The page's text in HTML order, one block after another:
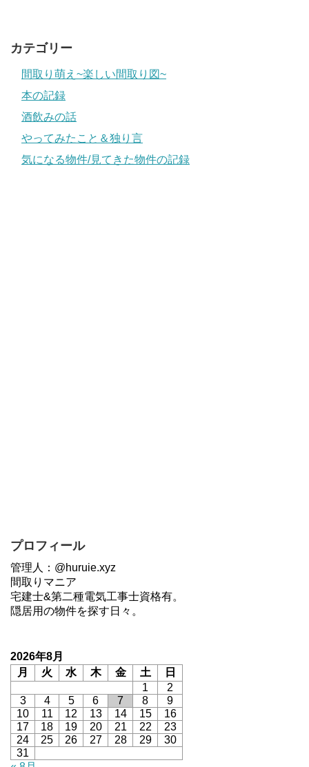
カテゴリー
間取り萌え~楽しい間取り図~
本の記録
酒飲みの話
やってみたこと＆独り言
気になる物件/見てきた物件の記録
プロフィール
管理人：@huruie.xyz
間取りマニア
宅建士&第二種電気工事士資格有。
隠居用の物件を探す日々。
2026年8月
月
火 水 木 金 土
日
1
2
3
4 5 6 7 8
9
10
11 12 13 14 15
16
17
18 19 20 21 22
23
24
25 26 27 28 29
30
31